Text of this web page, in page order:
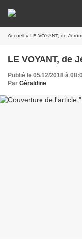
Accueil » LE VOYANT, de
LE VOYANT, de
Publié le 05/12/2018 à
Par Géraldine